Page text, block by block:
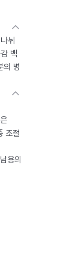
뉘
백
의 병
조절
용의